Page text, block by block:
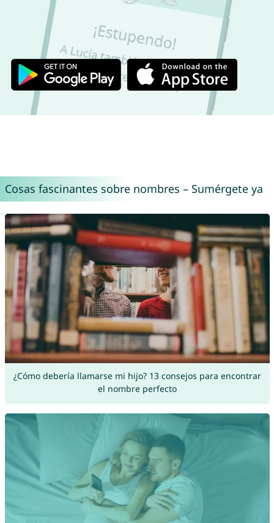
Cosas fascinantes sobre nombres – Sumérgete ya
¿Cómo debería llamarse mi hijo? 13 consejos para encontrar
el nombre perfecto